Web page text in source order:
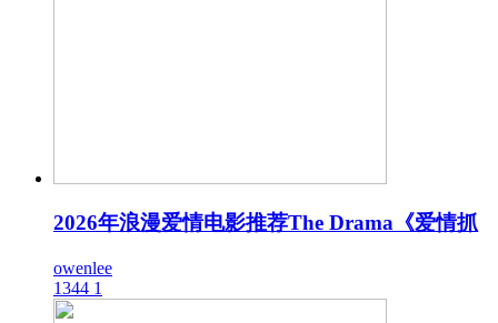
2026年浪漫爱情电影推荐The Drama《爱情抓
owenlee
1344 1